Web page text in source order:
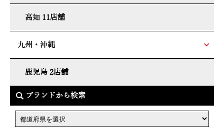
高知 11店舗
九州・沖縄
鹿児島 2店舗
ブランドから検索